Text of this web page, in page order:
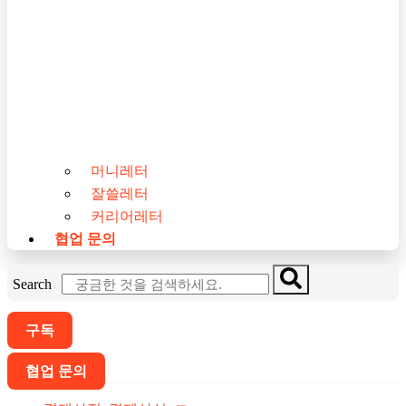
머니레터
잘쓸레터
커리어레터
협업 문의
Search
구독
협업 문의